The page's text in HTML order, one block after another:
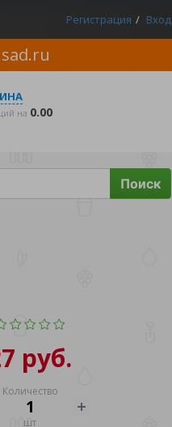
Регистрация Вход
на 0.00
Поиск
руб.
Количество
шт